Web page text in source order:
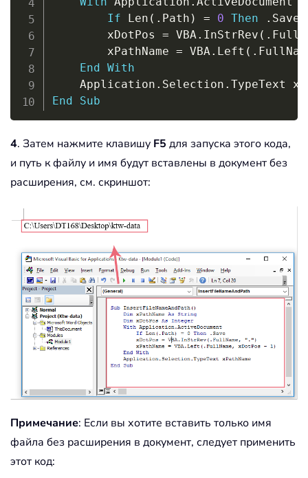
If Len ( . Path ) = 0 Then . Save
        xDotPos
= VBA. InStrRev ( .
        xPathName
= VBA. Left ( .
End
With
    Application
. Selection .
End
Sub
4. Затем нажмите клавишу F5 для запуска этого кода,
и путь к файлу и имя будут вставлены в документ без
расширения, см. скриншот:
Примечание: Если вы хотите вставить только имя
файла без расширения в документ, следует применить
этот код: